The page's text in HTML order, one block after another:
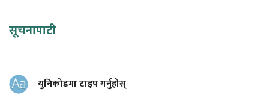
सूचनापाटी
युनिकोडमा टाइप गर्नुहोस्